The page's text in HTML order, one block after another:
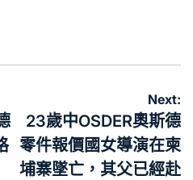
Next:
23歲中OSDER奧斯德
零件報價國女導演在柬
埔寨墜亡，其父已經赴